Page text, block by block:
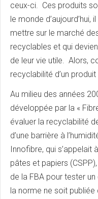
ceux-ci. Ces produits
le monde
mettre sur le marché
recyclables et qui
de leur vie utile. Alors,
recyclabilité d’un
Au milieu des années
développée par la «
évaluer la recyclabilité
d’une barrière à
Innofibre, qui s’appelait
pâtes et papiers
de la FBA pour tester
la norme ne soit